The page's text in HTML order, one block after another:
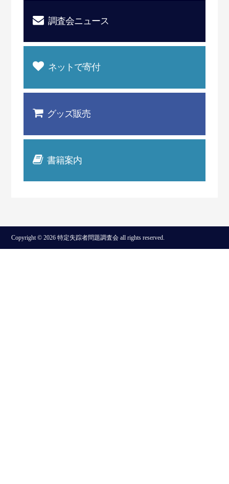
調査会ニュース
ネットで寄付
グッズ販売
書籍案内
Copyright © 2026 特定失踪者問題調査会 all rights reserved.